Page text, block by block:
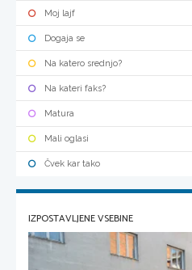
Moj lajf
Dogaja se
Na katero srednjo?
Na kateri faks?
Matura
Mali oglasi
Čvek kar tako
IZPOSTAVLJENE VSEBINE